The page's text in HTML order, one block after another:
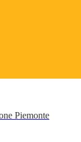
Piemonte